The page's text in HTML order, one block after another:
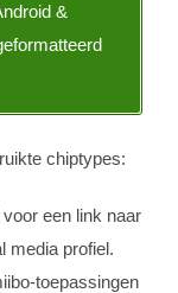
&
chiptypes:
een link naar
media profiel.
toepassingen